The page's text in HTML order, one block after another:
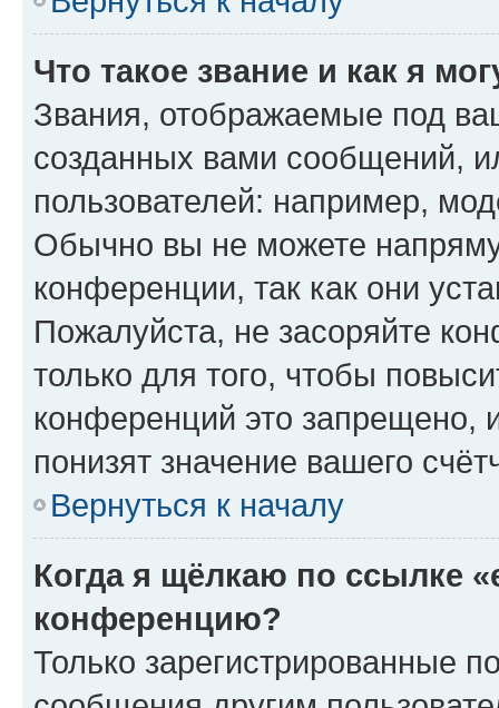
Что такое звание и как я
Звания, отображаемые под
созданных вами сообщений,
пользователей: например,
Обычно вы не можете
конференции, так как они
Пожалуйста, не засоряйте
только для того, чтобы
конференций это запрещено,
понизят значение вашего
Вернуться к началу
Когда я щёлкаю по ссылке
конференцию?
Только зарегистрированные